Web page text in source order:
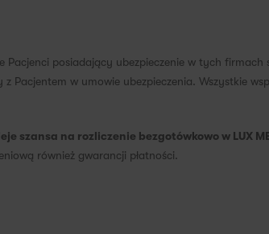
Pacjenci posiadający ubezpieczenie w tych
Pacjentem w umowie ubezpieczenia. Wszystkie
szansa na rozliczenie bezgotówkowo w LUX
również gwarancji płatności.